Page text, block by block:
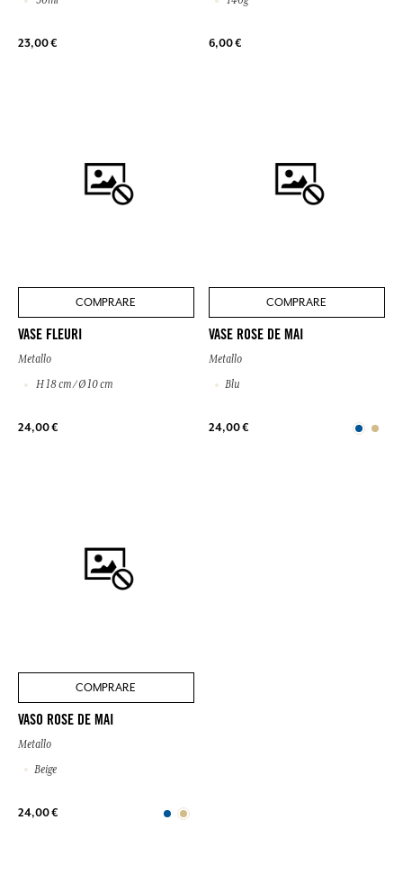
23,00 € 6,00 €
COMPRARE
VASE FLEURI
Metallo
H 18 cm / Ø 10 cm
24,00 €
COMPRARE
VASE ROSE DE MAI
Metallo
Blu
24,00 €
COMPRARE
VASO ROSE DE MAI
Metallo
Beige
24,00 €